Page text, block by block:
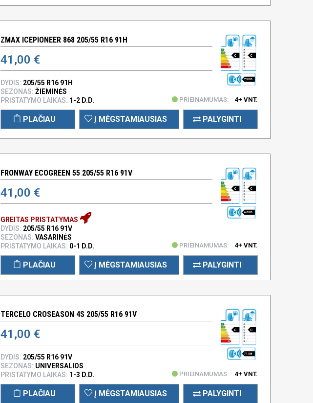
ZMAX ICEPIONEER 868 205/55 R16 91H
41,00 € C C
73 DB
DYDIS: 205/55 R16 91H
SEZONAS: ŽIEMINĖS
PRISTATYMO LAIKAS: 1-2 D.D. PRIEINAMUMAS: 4+ VNT.
PLAČIAU Į MĖGSTAMIAUSIAS PALYGINTI
FRONWAY ECOGREEN 55 205/55 R16 91V
41,00 € C C
68 DB
GREITAS PRISTATYMAS
DYDIS: 205/55 R16 91V
SEZONAS: VASARINĖS
PRISTATYMO LAIKAS: 0-1 D.D. PRIEINAMUMAS: 4+ VNT.
PLAČIAU Į MĖGSTAMIAUSIAS PALYGINTI
TERCELO CROSEASON 4S 205/55 R16 91V
41,00 € C C
71 DB
DYDIS: 205/55 R16 91V
SEZONAS: UNIVERSALIOS
PRISTATYMO LAIKAS: 1-3 D.D. PRIEINAMUMAS: 4+ VNT.
PLAČIAU Į MĖGSTAMIAUSIAS PALYGINTI